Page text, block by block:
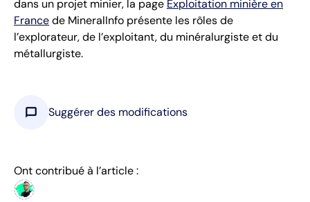
dans un projet minier, la page Exploitation minière en
Francede MineralInfo présente les rôles de
l’explorateur, de l’exploitant, du minéralurgiste et du
métallurgiste.
chat_bubble Suggérer des modifications
Ont contribué à l’article :